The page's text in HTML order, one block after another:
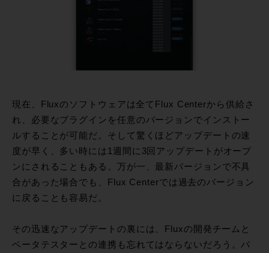
現在、Fluxのソフトウェアは全てFlux Centerから供給さ
れ、必要なプラグインを任意のバージョンでインストー
ルすることが可能だ。そして驚くほどアップデートの速
度が早く、多い時には1週間に3回アップデートがオープ
ンにされることもある。万が一、最新バージョンで不具
合があった場合でも、Flux Centerでは過去のバージョン
に戻ることも容易だ。
その迅速なアップデートの裏には、Fluxの開発チームと
ベータテスターとの連携も忘れてはならないだろう。バ